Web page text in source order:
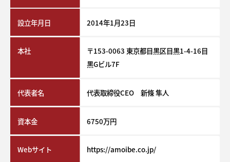
設立年月日 2014年1月23日
本社
〒153-0063 東京都目黒区目黒1-4-16目
黒Gビル7F
代表者名 代表取締役CEO 新條 隼人
資本金 6750万円
Webサイト https://amoibe.co.jp/